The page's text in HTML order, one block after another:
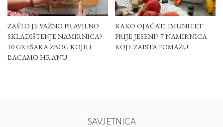
ZAŠTO JE VAŽNO PRAVILNO
SKLADIŠTENJE NAMIRNICA?
10 GREŠAKA ZBOG KOJIH
BACAMO HRANU
KAKO OJAČATI IMUNITET
PRIJE JESENI? 7 NAMIRNICA
KOJE ZAISTA POMAŽU
SAVJETNICA